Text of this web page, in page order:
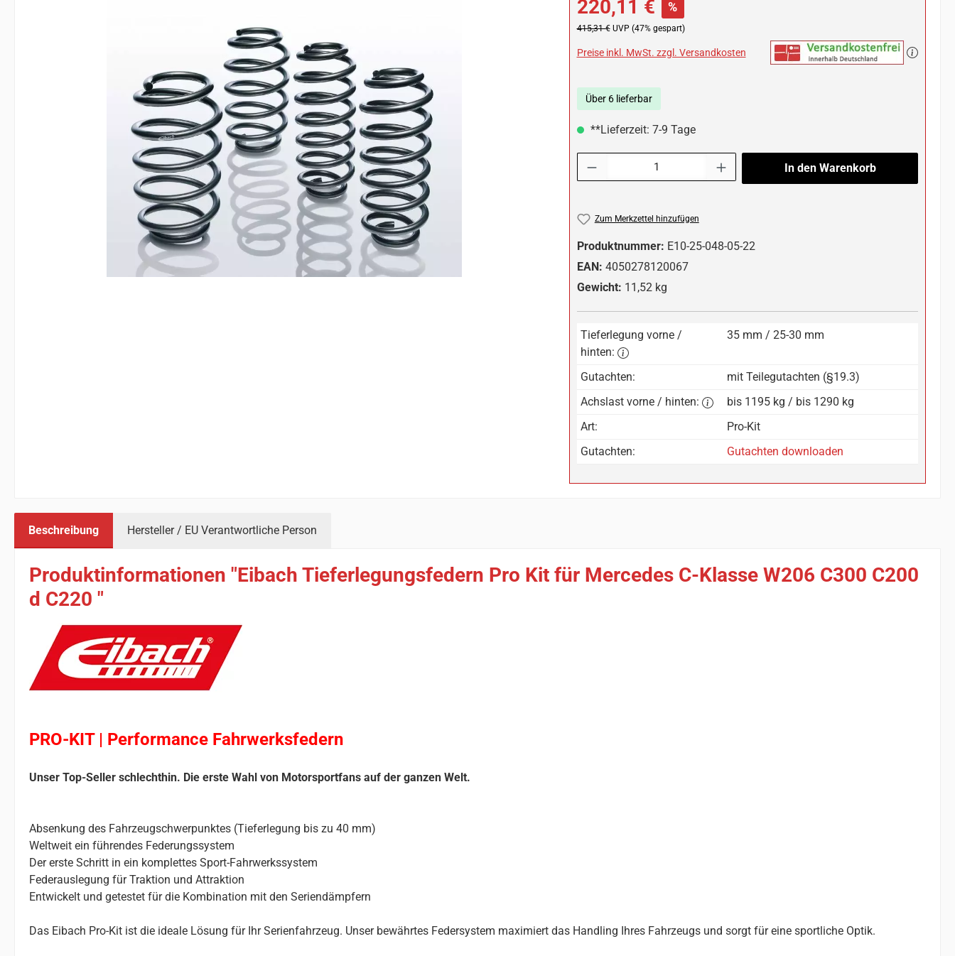
220,11 € %
Regulärer Preis:
415,31 € UVP (47% gespart)
Preise inkl. MwSt. zzgl. Versandkosten
Über 6 lieferbar
**Lieferzeit: 7-9 Tage
In den Warenkorb
Zum Merkzettel hinzufügen
Produktnummer: E10-25-048-05-22
EAN: 4050278120067
Gewicht: 11,52 kg
Tieferlegung vorne /
hinten:
35 mm / 25-30 mm
Gutachten:
mit Teilegutachten (§19.3)
Achslast vorne / hinten:
bis 1195 kg / bis 1290 kg
Art:
Pro-Kit
Gutachten:
Gutachten downloaden
Beschreibung Hersteller / EU Verantwortliche Person
Produktinformationen "Eibach Tieferlegungsfedern Pro Kit für Mercedes C-Klasse W206 C300 C200
d C220 "
PRO-KIT | Performance Fahrwerksfedern
Unser Top-Seller schlechthin. Die erste Wahl von Motorsportfans auf der ganzen Welt.
Absenkung des Fahrzeugschwerpunktes (Tieferlegung bis zu 40 mm)
Weltweit ein führendes Federungssystem
Der erste Schritt in ein komplettes Sport-Fahrwerkssystem
Federauslegung für Traktion und Attraktion
Entwickelt und getestet für die Kombination mit den Seriendämpfern
Das Eibach Pro-Kit ist die ideale Lösung für Ihr Serienfahrzeug. Unser bewährtes Federsystem maximiert das Handling Ihres Fahrzeugs und sorgt für eine sportliche Optik.